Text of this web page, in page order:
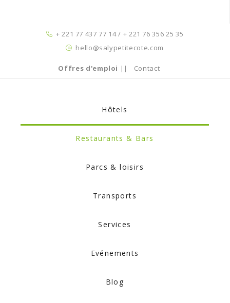
+ 221 77 437 77 14 / + 221 76 356 25 35
hello@salypetitecote.com
Offres d'emploi || Contact
Hôtels
Restaurants & Bars
Parcs & loisirs
Transports
Services
Evénements
Blog